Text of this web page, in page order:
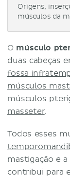
Origens,
músculos da
O músculo
duas cabeças
fossa
músculos
músculos
masseter.
Todos esses
mastigação e
contribui para